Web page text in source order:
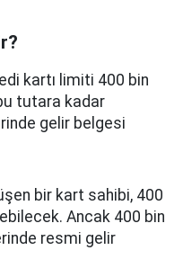
kartı limiti 400 bin
tutara kadar
gelir belgesi
bir kart sahibi, 400
Ancak 400 bin
resmi gelir